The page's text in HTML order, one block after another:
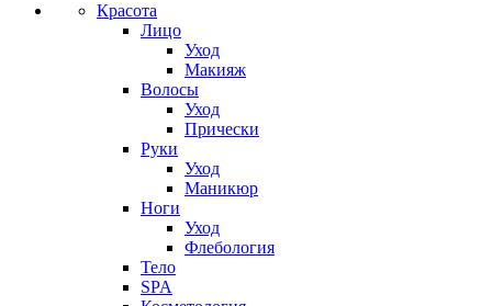
Красота
Лицо
Уход
Макияж
Волосы
Уход
Прически
Руки
Уход
Маникюр
Ноги
Уход
Флебология
Тело
SPA